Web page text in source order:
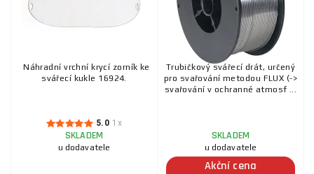
Náhradní vrchní krycí zorník ke
svářecí kukle 16924.
5.0 1x
SKLADEM
u dodavatele
Trubičkový svářecí drát, určený
pro svařování metodou FLUX (->
svařování v ochranné atmosf ...
SKLADEM
u dodavatele
Akční cena